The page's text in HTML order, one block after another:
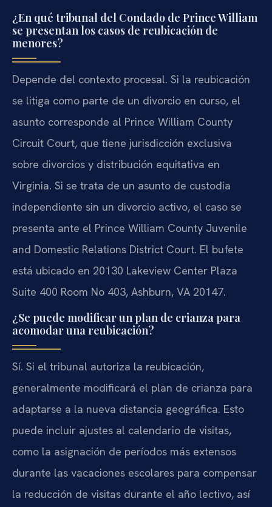
¿En qué tribunal del Condado de Prince William
se presentan los casos de reubicación de
menores?
Depende del contexto procesal. Si la reubicación
se litiga como parte de un divorcio en curso, el
asunto corresponde al Prince William County
Circuit Court, que tiene jurisdicción exclusiva
sobre divorcios y distribución equitativa en
Virginia. Si se trata de un asunto de custodia
independiente sin un divorcio activo, el caso se
presenta ante el Prince William County Juvenile
and Domestic Relations District Court. El bufete
está ubicado en 20130 Lakeview Center Plaza
Suite 400 Room No 403, Ashburn, VA 20147.
¿Se puede modificar un plan de crianza para
acomodar una reubicación?
Sí. Si el tribunal autoriza la reubicación,
generalmente modificará el plan de crianza para
adaptarse a la nueva distancia geográfica. Esto
puede incluir ajustes al calendario de visitas,
como la asignación de períodos más extensos
durante las vacaciones escolares para compensar
la reducción de visitas durante el año lectivo, así